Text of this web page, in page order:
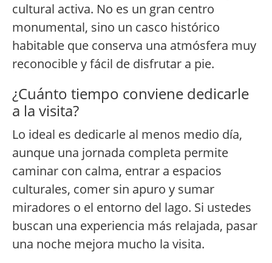
cultural activa. No es un gran centro
monumental, sino un casco histórico
habitable que conserva una atmósfera muy
reconocible y fácil de disfrutar a pie.
¿Cuánto tiempo conviene dedicarle
a la visita?
Lo ideal es dedicarle al menos medio día,
aunque una jornada completa permite
caminar con calma, entrar a espacios
culturales, comer sin apuro y sumar
miradores o el entorno del lago. Si ustedes
buscan una experiencia más relajada, pasar
una noche mejora mucho la visita.